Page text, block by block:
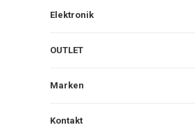
Elektronik
OUTLET
Marken
Kontakt